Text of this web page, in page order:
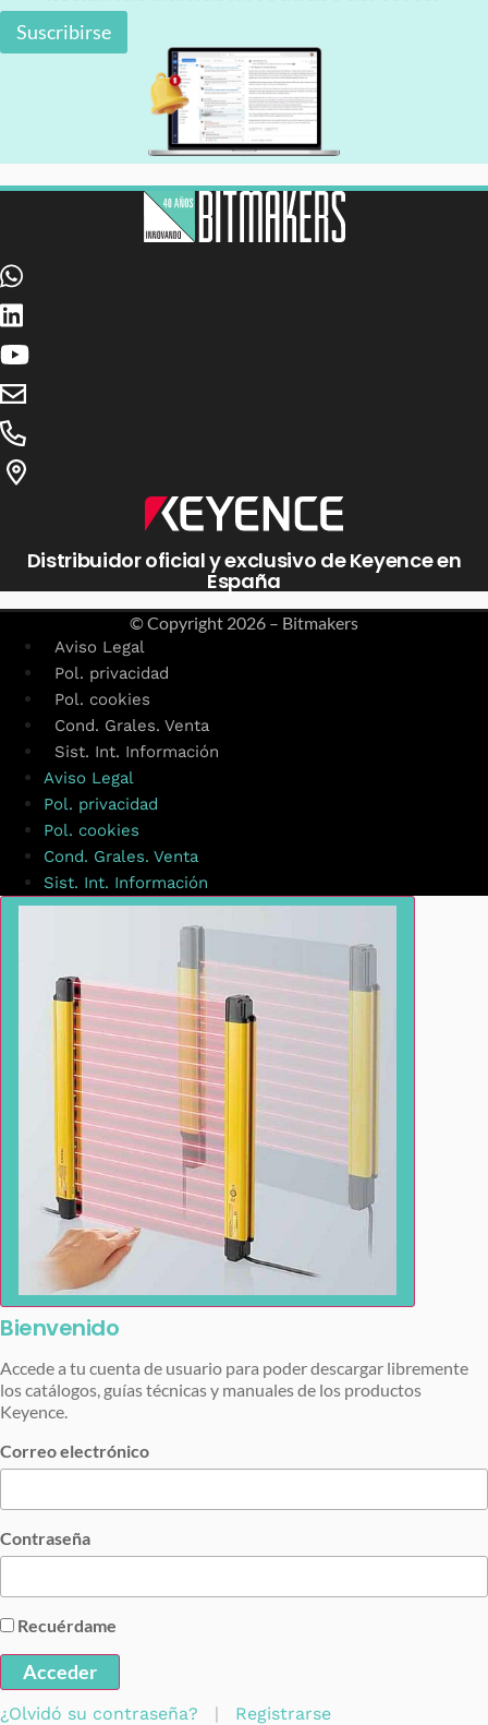
Suscribirse
Distribuidor oficial y exclusivo de Keyence en
España
© Copyright 2026 – Bitmakers
Aviso Legal
Pol. privacidad
Pol. cookies
Cond. Grales. Venta
Sist. Int. Información
Aviso Legal
Pol. privacidad
Pol. cookies
Cond. Grales. Venta
Sist. Int. Información
Bienvenido
Accede a tu cuenta de usuario para poder descargar libremente
los catálogos, guías técnicas y manuales de los productos
Keyence.
Correo electrónico
Contraseña
Recuérdame
Acceder
¿Olvidó su contraseña? | Registrarse